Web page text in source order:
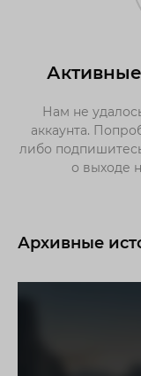
Нам не
аккаунта.
либо
о выходе
Архивные